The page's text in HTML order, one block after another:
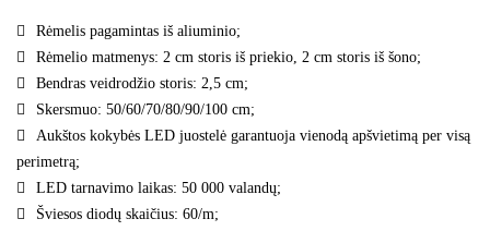
Rėmelis pagamintas iš aliuminio;
Rėmelio matmenys: 2 cm storis iš priekio, 2 cm storis iš šono;
Bendras veidrodžio storis: 2,5 cm;
Skersmuo: 50/60/70/80/90/100 cm;
Aukštos kokybės LED juostelė garantuoja vienodą apšvietimą per visą
perimetrą;
LED tarnavimo laikas: 50 000 valandų;
Šviesos diodų skaičius: 60/m;